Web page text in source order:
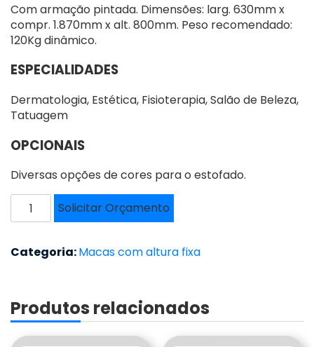
Com armação pintada. Dimensões: larg. 630mm x
compr. 1.870mm x alt. 800mm. Peso recomendado:
120Kg dinâmico.
ESPECIALIDADES
Dermatologia, Estética, Fisioterapia, Salão de Beleza,
Tatuagem
OPCIONAIS
Diversas opções de cores para o estofado.
MACA
ALTURA
-
Solicitar Orçamento
Categoria:Macas com altura fixa
Produtos relacionados